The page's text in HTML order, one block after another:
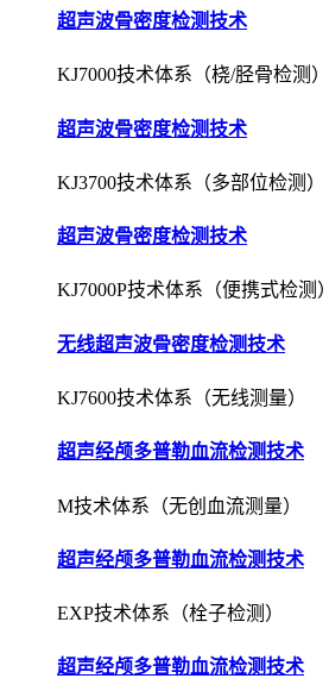
超声波骨密度检测技术
KJ3700技术体系（多部位检测）
超声波骨密度检测技术
KJ7000P技术体系（便携式检测）
无线超声波骨密度检测技术
KJ7600技术体系（无线测量）
超声经颅多普勒血流检测技术
M技术体系（无创血流测量）
超声经颅多普勒血流检测技术
EXP技术体系（栓子检测）
超声经颅多普勒血流检测技术
EXP-9P技术体系（便携式检测）
血管弹性与动脉硬化检测技术